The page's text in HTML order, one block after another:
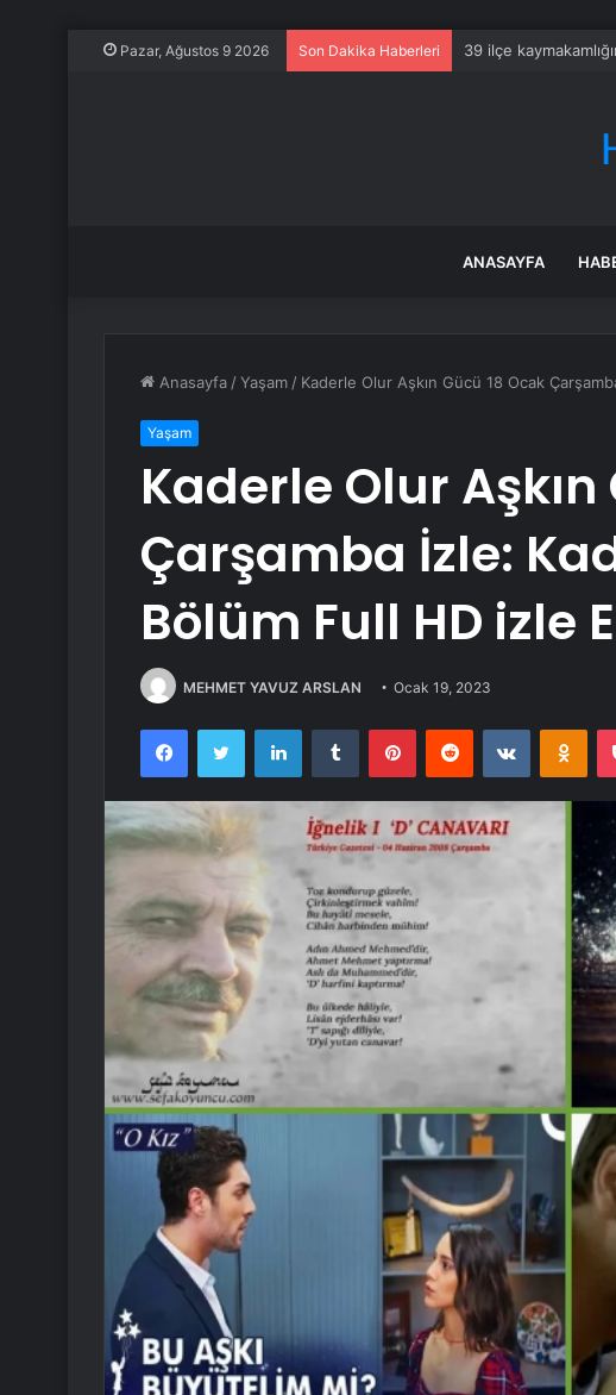
Pazar, Ağustos 9 2026 Son Dakika Haberleri 39 ilçe
ANASAYFA
Anasayfa /Yaşam / Kaderle Olur Aşkın Gücü 18 Ocak
Yaşam
Kaderle Olur Aşkın
Çarşamba İzle:
Bölüm Full HD izle
MEHMET YAVUZ ARSLAN Ocak 19, 2023
FacebookTwitter LinkedInTumblr PinterestReddit VKontakte